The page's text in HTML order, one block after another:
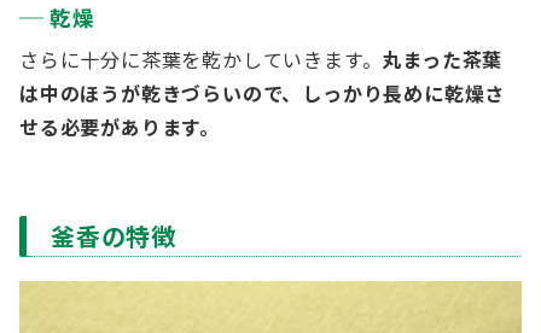
乾燥
さらに十分に茶葉を乾かしていきます。 丸まった茶葉
は中のほうが乾きづらいので、しっかり長めに乾燥さ
せる必要があります。
釜香の特徴